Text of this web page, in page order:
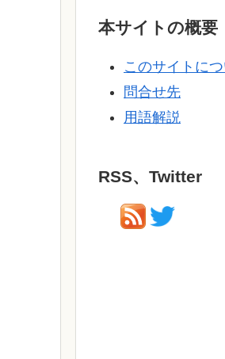
本サイトの概要
このサイトに
問合せ先
用語解説
RSS、Twitter